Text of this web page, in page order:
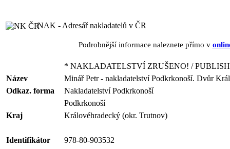
NAK - Adresář nakladatelů v ČR
Podrobnější informace naleznete přímo v
* NAKLADATELSTVÍ ZRUŠENO! /
Název
Minář Petr - nakladatelství Podkrkonoší. Dvůr
Odkaz. forma
Nakladatelství Podkrkonoší
Podkrkonoší
Kraj
Královéhradecký (okr. Trutnov)
Identifikátor 978-80-903532